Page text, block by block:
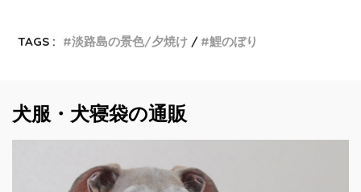
TAGS : 淡路島の景色/夕焼け 鯉のぼり
犬服・犬寝袋の通販